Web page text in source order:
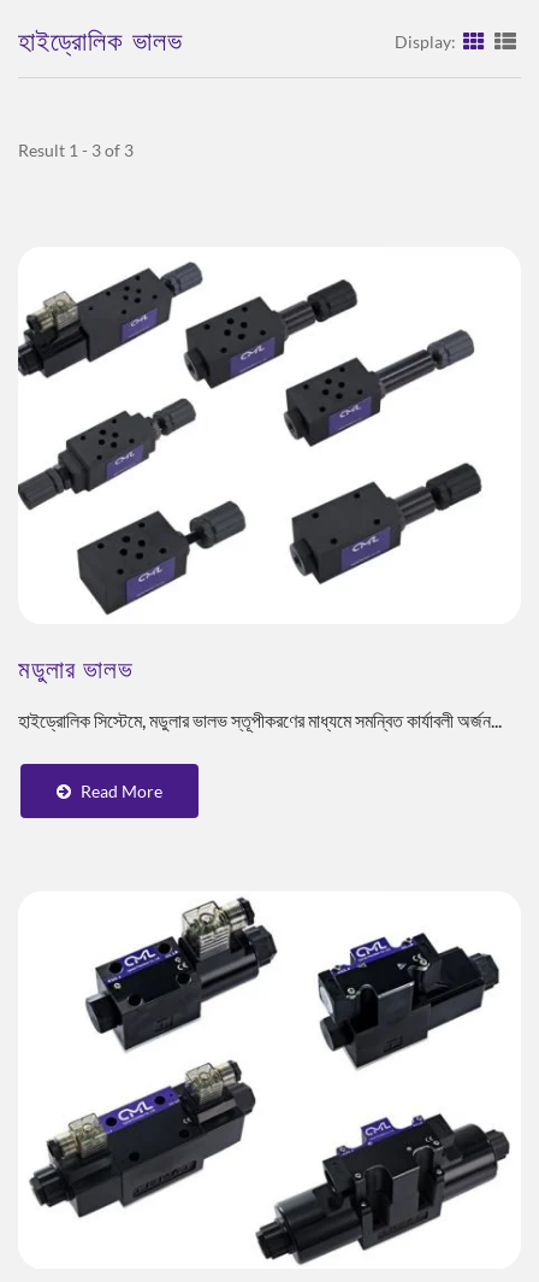
হাইড্রোলিক ভালভ Display:
Result 1 - 3 of 3
মডুলার ভালভ
হাইড্রোলিক সিস্টেমে, মডুলার ভালভ স্তূপীকরণের মাধ্যমে সমন্বিত কার্যাবলী অর্জন...
Read More